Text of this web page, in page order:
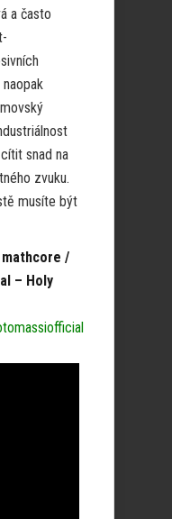
a často
naopak
snad na
zvuku.
musíte být
mathcore /
– Holy